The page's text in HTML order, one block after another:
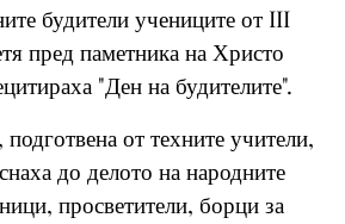
будители учениците от III
пред паметника на Христо
"Ден на будителите".
от техните учители,
до делото на народните
просветители, борци за